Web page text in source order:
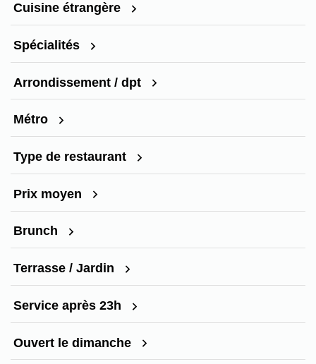
Cuisine étrangère
Spécialités
Arrondissement / dpt
Métro
Type de restaurant
Prix moyen
Brunch
Terrasse / Jardin
Service après 23h
Ouvert le dimanche